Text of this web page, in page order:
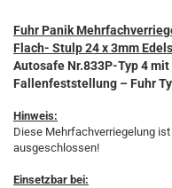
Fuhr Panik
Flach- Stulp 24 x 3mm
Autosafe Nr.833P-Typ 4 mit
Fallenfeststellung – Fuhr
Hinweis:
Diese Mehrfachverriegelung
ausgeschlossen!
Einsetzbar bei: